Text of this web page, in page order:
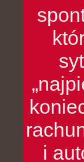
i